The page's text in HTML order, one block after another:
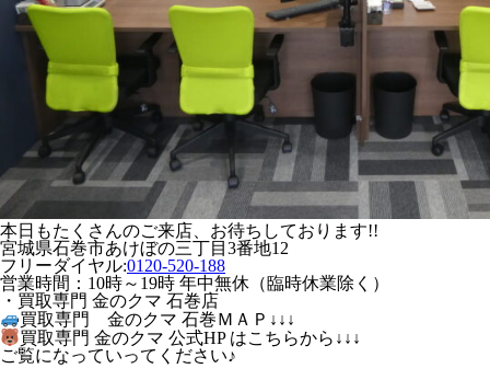
本日もたくさんのご来店、お待ちしております!!
宮城県石巻市あけぼの三丁目3番地12
フリーダイヤル:0120-520-188
営業時間：10時～19時 年中無休（臨時休業除く）
・買取専門 金のクマ 石巻店
買取専門 金のクマ 石巻ＭＡＰ↓↓↓
買取専門 金のクマ 公式HP はこちらから↓↓↓
ご覧になっていってください♪